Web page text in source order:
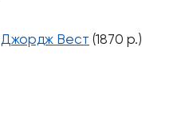
Джордж Вест (1870 р.)